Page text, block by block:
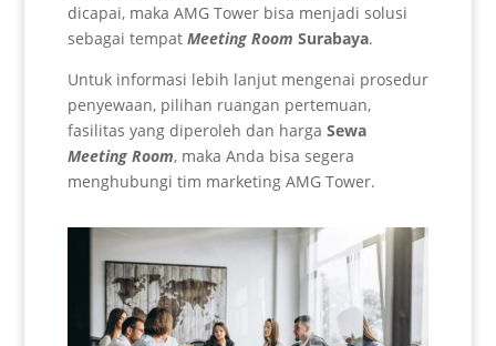
dicapai, maka AMG Tower bisa menjadi solusi
sebagai tempat Meeting Room Surabaya.
Untuk informasi lebih lanjut mengenai prosedur
penyewaan, pilihan ruangan pertemuan,
fasilitas yang diperoleh dan harga Sewa
Meeting Room, maka Anda bisa segera
menghubungi tim marketing AMG Tower.